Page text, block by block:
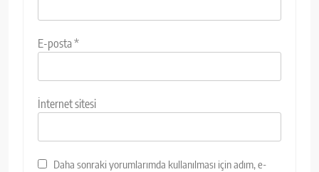
E-posta*
İnternet sitesi
Daha sonraki yorumlarımda kullanılması için adım, e-